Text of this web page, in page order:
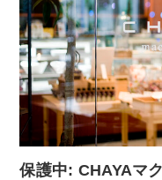
保護中: CHAYAマ